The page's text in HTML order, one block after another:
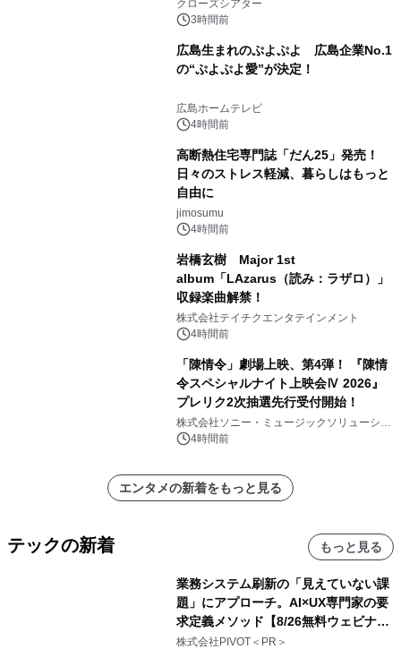
クローズシアター
3時間前
広島生まれのぷよぷよ 広島企業No.1
の“ぷよぷよ愛”が決定！
広島ホームテレビ
4時間前
高断熱住宅専門誌「だん25」発売！
日々のストレス軽減、暮らしはもっと
自由に
jimosumu
4時間前
岩橋玄樹 Major 1st
album「LAzarus（読み：ラザロ）」
収録楽曲解禁！
株式会社テイチクエンタテインメント
4時間前
「陳情令」劇場上映、第4弾！ 『陳情
令スペシャルナイト上映会Ⅳ 2026』
プレリク2次抽選先行受付開始！
株式会社ソニー・ミュージックソリューショ
ンズ4時間前
エンタメの新着をもっと見る
テックの新着 もっと見る
業務システム刷新の「見えていない課
題」にアプローチ。AI×UX専門家の要
求定義メソッド【8/26無料ウェビナ
ー】株式会社PIVOT
株式会社PIVOT＜PR＞